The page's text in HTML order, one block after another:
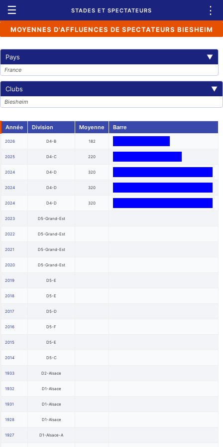
☰ STADES ET SPECTATEURS ⋮
MOYENNES D'AFFLUENCES DE SPECTATEURS BIESHEIM
Pays ▼
France
Clubs ▼
Biesheim
Année Division Moyenne Barre
2026 D4-B 182
2025 D4-C 220
2024 D4-D 320
2024 D4-D 320
2024 D4-D 320
2023 D5-Grand-Est
2022 D5-Grand-Est
2021 D5-Grand-Est
2020 D5-Grand-Est
2019 D5-E
2018 D5-E
2017 D5-D
2016 D5-F
2015 D5-E
2014 D5-C
1933 D2-Alsace
1932 D1-Alsace
1931 D1-Alsace
1928 D1-Alsace
1927 D1-Alsace-A